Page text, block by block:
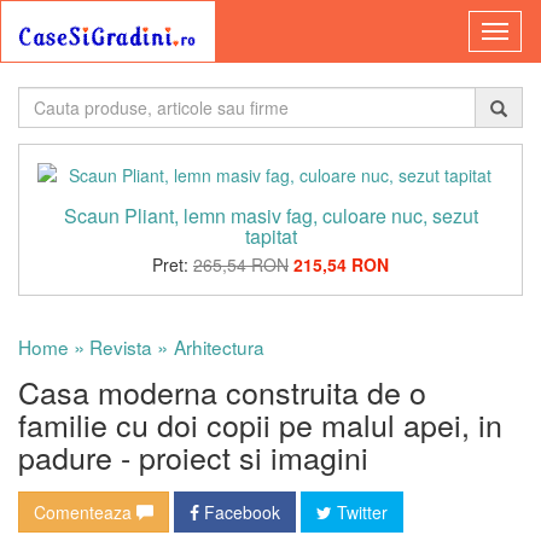
Scaun Pliant, lemn masiv fag, culoare nuc, sezut
tapitat
Pret: 265,54 RON 215,54 RON
Home » Revista » Arhitectura
Casa moderna construita de o
familie cu doi copii pe malul apei, in
padure - proiect si imagini
Comenteaza Facebook Twitter